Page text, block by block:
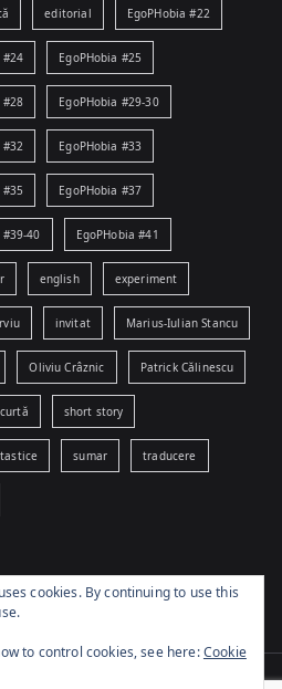
editorial EgoPHobia #22
#24 EgoPHobia #25
#28 EgoPHobia #29-30
#32 EgoPHobia #33
#35 EgoPHobia #37
#39-40 EgoPHobia #41
english experiment
invitat Marius-Iulian Stancu
Oliviu Crâznic Patrick Călinescu
short story
sumar traducere
cookies. By continuing to use this
to control cookies, see here:Cookie